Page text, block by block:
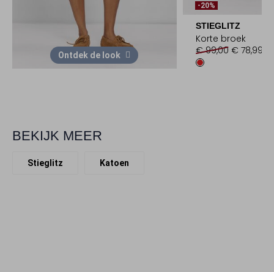
Ontdek de look
-20%
STIEGLITZ
Korte broek
€ 99,00 € 78,99
BEKIJK MEER
Stieglitz Katoen